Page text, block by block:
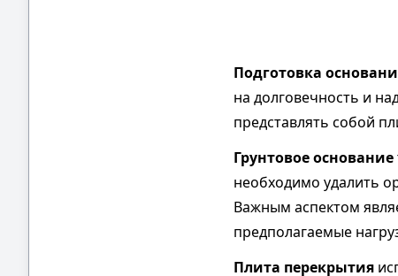
Подготовка
на долговечность и
представлять собой
Грунтовое основание
необходимо удалить
Важным аспектом
предполагаемые
Плита перекрытия